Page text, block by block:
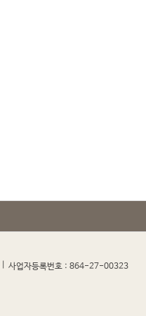
사업자등록번호 : 864-27-00323